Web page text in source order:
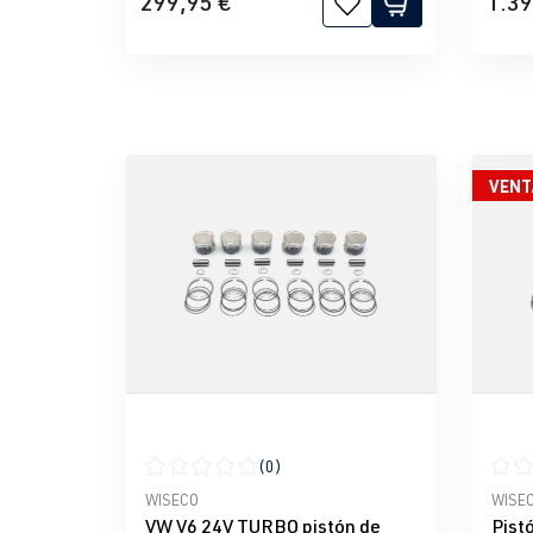
Calificación promedio de 0 de 5 estrellas
(0)
WISECO
VW V6 24V TURBO pistón de